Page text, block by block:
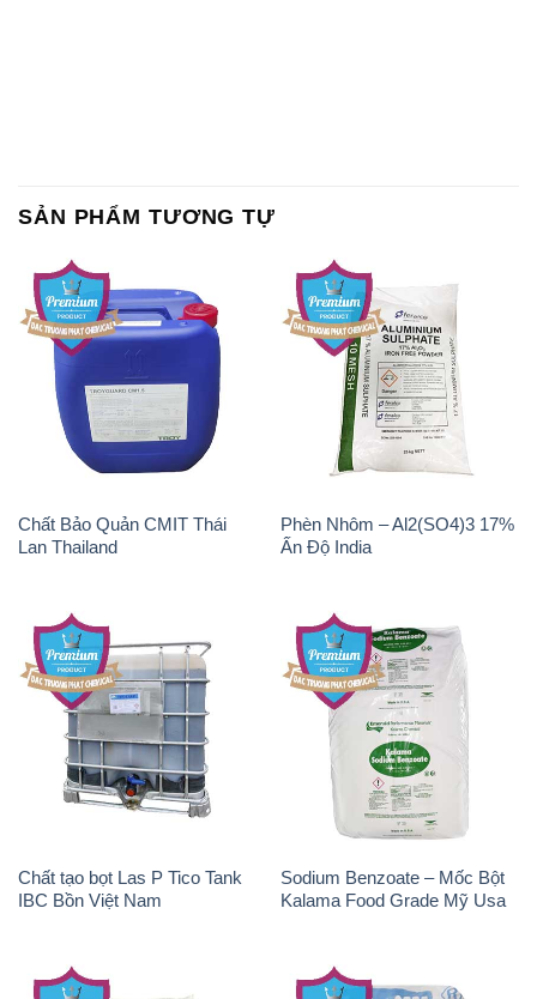
SẢN PHẨM TƯƠNG TỰ
Chất Bảo Quản CMIT Thái
Lan Thailand
Phèn Nhôm – Al2(SO4)3 17%
Ấn Độ India
Chất tạo bọt Las P Tico Tank
IBC Bồn Việt Nam
Sodium Benzoate – Mốc Bột
Kalama Food Grade Mỹ Usa